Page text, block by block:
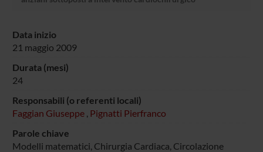
Data inizio
21 maggio 2009
Durata (mesi)
24
Responsabili (o referenti locali)
Faggian Giuseppe , Pignatti Pierfranco
Parole chiave
Modelli matematici, Chirurgia Cardiaca, Circolazione